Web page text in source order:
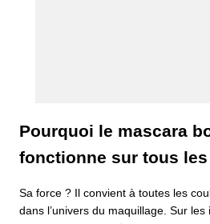
Pourquoi le mascara
fonctionne sur tous
Sa force ? Il convient à toutes les
dans l’univers du maquillage. Sur